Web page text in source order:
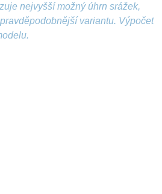
nejvyšší možný úhrn srážek,
variantu. Výpočet